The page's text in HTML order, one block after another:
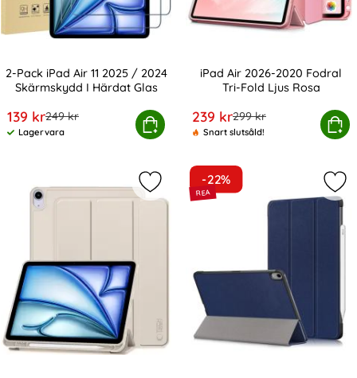
2-Pack iPad Air 11 2025 / 2024
Skärmskydd I Härdat Glas
rea pris
139 krtidigare pris
249 kr
Tillgänglighet:
Lagervara
Köp
iPad Air 11 2025 / 2024 Skärmskydd I Härdat Glas
iPad Air 2026-2020 Fodral
Tri-Fold Ljus Rosa
rea pris
239 krtidigare pris
299 kr
Snart slutsåld!
Köp
iPad Air 2026-2020
Markera tech-Protect iPad Air
-22%